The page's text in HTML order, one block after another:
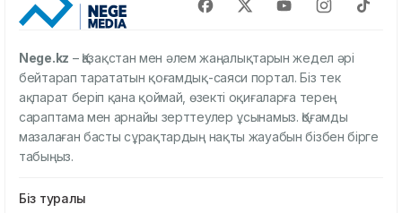
Nege.kz – Қазақстан мен әлем жаңалықтарын жедел әрі
бейтарап тарататын қоғамдық-саяси портал. Біз тек
ақпарат беріп қана қоймай, өзекті оқиғаларға терең
сараптама мен арнайы зерттеулер ұсынамыз. Қоғамды
мазалаған басты сұрақтардың нақты жауабын бізбен бірге
табыңыз.
Біз туралы